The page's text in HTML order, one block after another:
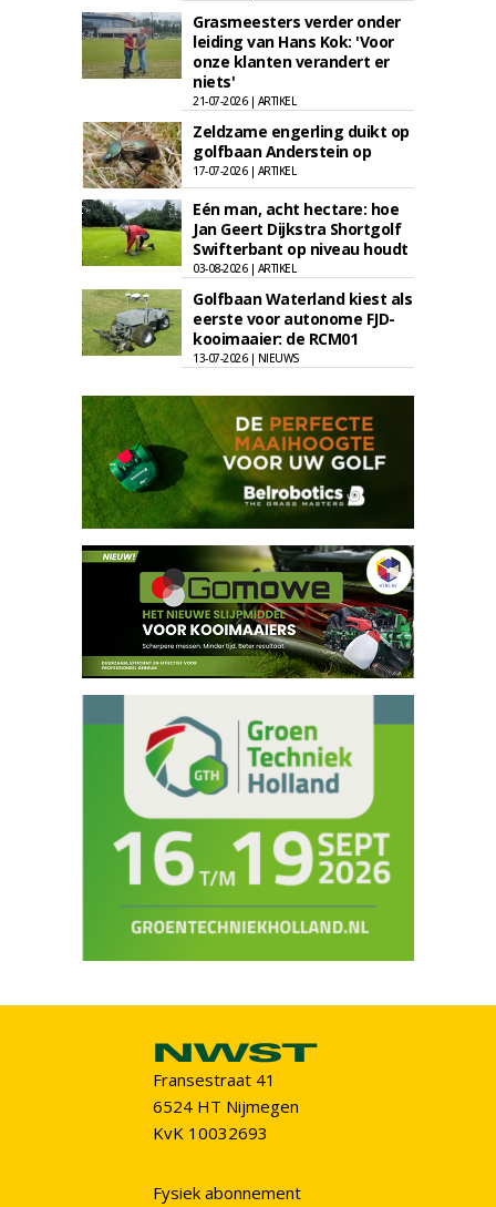
Grasmeesters verder onder
leiding van Hans Kok: 'Voor
onze klanten verandert er
niets'
21-07-2026 | ARTIKEL
Zeldzame engerling duikt op
golfbaan Anderstein op
17-07-2026 | ARTIKEL
Eén man, acht hectare: hoe
Jan Geert Dijkstra Shortgolf
Swifterbant op niveau houdt
03-08-2026 | ARTIKEL
Golfbaan Waterland kiest als
eerste voor autonome FJD-
kooimaaier: de RCM01
13-07-2026 | NIEUWS
Fransestraat 41
6524 HT Nijmegen
KvK 10032693
Fysiek abonnement